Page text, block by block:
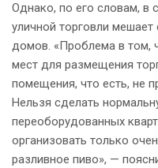
Однако, по его словам, в
уличной торговли мешает
домов. «Проблема в том,
мест для размещения
помещения, что есть, не
Нельзя сделать
переоборудованных
организовать только
разливное пиво», —